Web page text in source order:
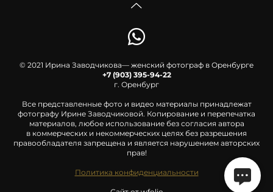
© 2021 Ирина Заводчикова— женский фотограф в Оренбурге
+7 (903) 395-94-22
г. Оренбург
Все представленные фото и видео материалы принадлежат
фотографу Ирине Заводчиковой. Копирование и перепечатка
материалов, любое использование без согласия автора
в коммерческих и некоммерческих целях без разрешения
правообладателя запрещена и является нарушением авторских
прав!
Политика конфиденциальности